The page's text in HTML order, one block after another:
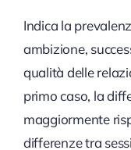
Indica la
ambizione,
qualità delle
primo caso, la
maggiormente
differenze tra